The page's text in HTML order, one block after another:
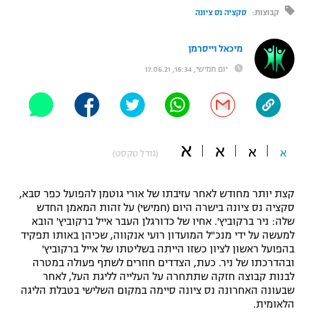
ברחבה
"מעל הליגה" – פודקאסט
"מחצית בשכונה" – פודקאסט
משתתפים וזוכים בפרסים
תקנון משתתפים וזוכים בפרסים
תקנון עבור פעילות אלקטרה
תקנון עבור פעילות ספורט 1 – "מרלן"
טניס
גיימינג E-Sports
תנאי שימוש
בני יהודה
ליגה ברזילאית
ליגות נוספות
ספורט אולימפי
UFC
היאבקות WWE
אופניים
ספורט מוטורי
פוטבול אמריקאי NFL
בייסבול MLB
ספורט אתגרי ואקסטרים
קבוצות: סקציה נס ציונה
מיכאל וייסרמן
יום חמישי, 16:34, 17.06.21
א א א א (גודל טקסט)
קצת יותר מחודש לאחר עזיבתו של אורי גוטמן להפועל כפר סבא,
סקציה נס ציונה בישרה היום (חמישי) על זהות המאמן החדש
שלה: ניר ברקוביץ'. אחיו של כדורגלן העבר אייל ברקוביץ' הובא
למעשה על ידי מנכ"ל המועדון רועי אנקווה, שכיהן באותו תפקיד
בהפועל ראשון לציון כשזו הייתה בשליטתו של אייל ברקוביץ'
ובהדרכתו של ניר. כעת, הצדדים חוזרים לשתף פעולה במטרה
לבנות קבוצה חזקה שתתחרה על העלייה לליגת העל, לאחר
שבעונה האחרונה נס ציונה סיימה במקום השלישי בטבלת הליגה
הלאומית.